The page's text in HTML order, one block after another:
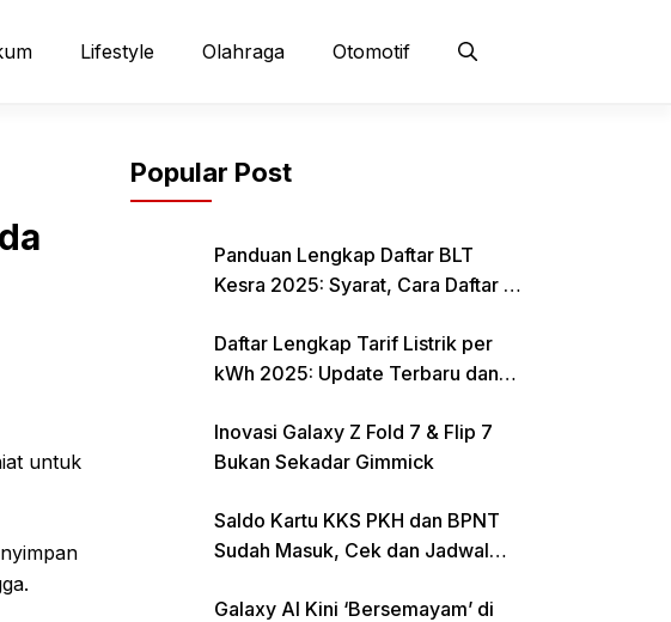
Lifestyle Olahraga Otomotif
untuk
Popular Post
Panduan Lengkap Daftar BLT
Kesra 2025: Syarat, Cara Daftar &
Daftar Lengkap Tarif Listrik per
kWh 2025: Update Terbaru dan
Inovasi Galaxy Z Fold 7 & Flip 7
Bukan Sekadar Gimmick
Saldo Kartu KKS PKH dan BPNT
Sudah Masuk, Cek dan Jadwal
Galaxy AI Kini ‘Bersemayam’ di